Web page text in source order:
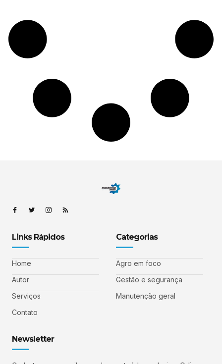
Links Rápidos
Home
Autor
Serviços
Contato
Categorias
Agro em foco
Gestão e segurança
Manutenção geral
Newsletter